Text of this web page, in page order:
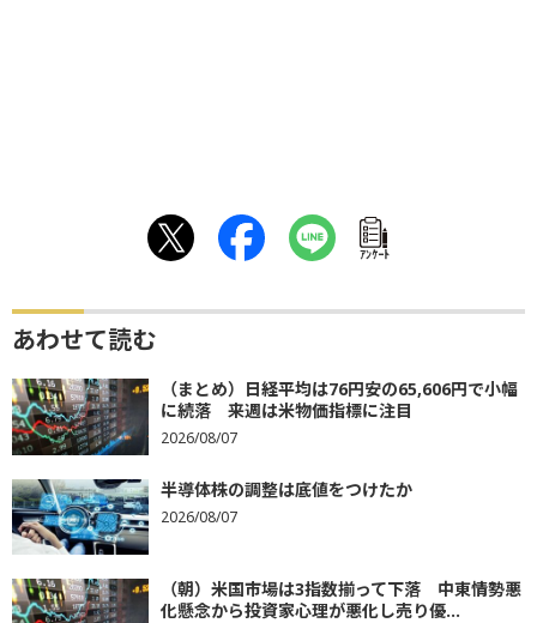
ｱﾝｹｰﾄ
あわせて読む
（まとめ）日経平均は76円安の65,606円で小幅
に続落 来週は米物価指標に注目
2026/08/07
半導体株の調整は底値をつけたか
2026/08/07
（朝）米国市場は3指数揃って下落 中東情勢悪
化懸念から投資家心理が悪化し売り優...